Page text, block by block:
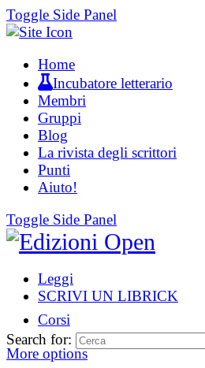
Toggle Side Panel
Home
Incubatore letterario
Membri
Gruppi
Blog
La rivista degli scrittori
Punti
Aiuto!
Toggle Side Panel
Leggi
SCRIVI UN LIBRICK
Corsi
More options
Search for: